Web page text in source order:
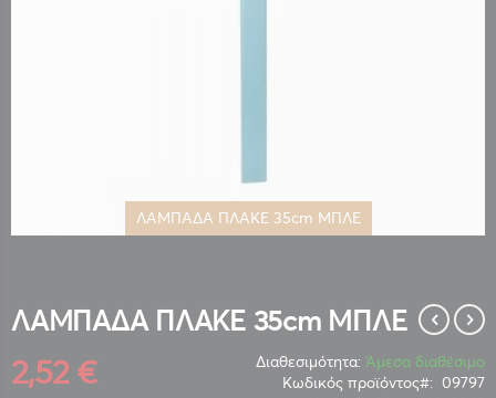
ΛΑΜΠΑΔΑ ΠΛΑΚΕ 35cm ΜΠΛΕ
της
συλλογής
ΛΑΜΠΑΔΑ ΠΛΑΚΕ 35cm ΜΠΛΕ
2,52 € Διαθεσιμότητα: Άμεσα διαθέσιμο
Κωδικός προϊόντος
09797